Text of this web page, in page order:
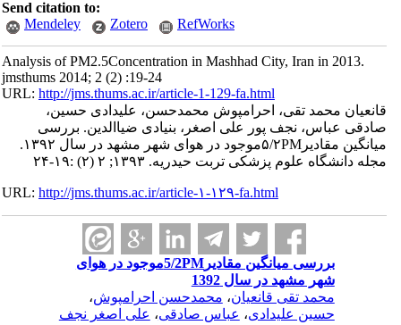
Send citation to:
Mendeley
Zotero RefWorks
Analysis of PM2.5Concentration in Mashhad City, Iran in
jmsthums 2014; 2 (2) :19-24
URL:http://jms.thums.ac.ir/article-1-129-fa.html
محمد تقی، احرامپوش محمدحسن، علیدادی حسین،
عباس، نجف پور علی اصغر، بنیادی ضیاالدین. بررسی
میانگین مقادیر۵/۲PMموجود در هوای شهر مشهد در سال ۱۳۹۲.
علوم پزشکی تربت حیدریه. ۱۳۹۳; ۲ (۲) :۱۹-۲۴
URL:http://jms.thums.ac.ir/article-۱-۱۲۹-fa.html
بررسی میانگین مقادیر5/2PMموجود در هوای
شهر مشهد در سال 1392
محمد تقی قانعیان ،محمدحسن احرامپوش،
حسین علیدادی ،عباس صادقی،علی اصغر نجف